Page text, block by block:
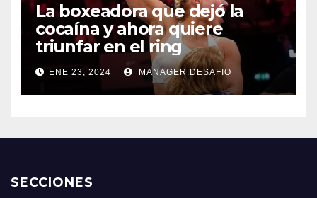
La boxeadora que dejó la
cocaína y ahora quiere
triunfar en el ring​
ENE 23, 2024 MANAGER.DESAFIO
SECCIONES